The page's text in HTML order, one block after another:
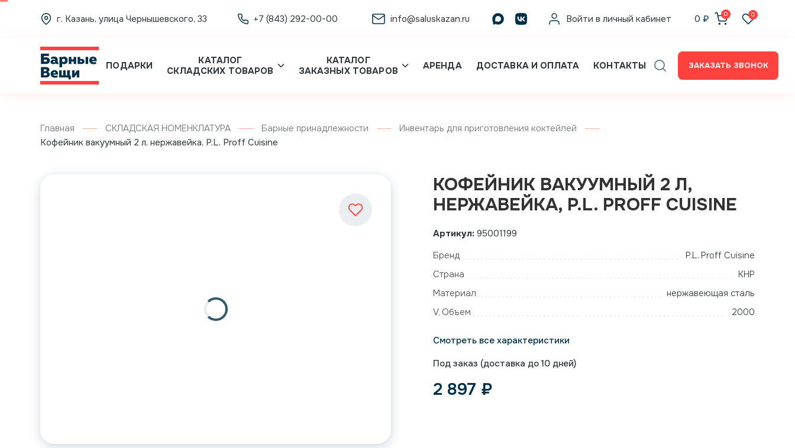
г. Казань, улица Чернышевского, 33 +7 (843) 292-00-00 info@saluskazan.ru Войти в личный кабинет 0 ₽ 0 0
ПОДАРКИ
КАТАЛОГ
СКЛАДСКИХ ТОВАРОВ
КАТАЛОГ
ЗАКАЗНЫХ ТОВАРОВ
АРЕНДА ДОСТАВКА И ОПЛАТА КОНТАКТЫ ЗАКАЗАТЬ ЗВОНОК
Главная СКЛАДСКАЯ НОМЕНКЛАТУРА Барные принадлежности
Инвентарь для приготовления коктейлей
Кофейник вакуумный 2 л, нержавейка, P.L. Proff Cuisine
КОФЕЙНИК ВАКУУМНЫЙ 2 Л,
НЕРЖАВЕЙКА, P.L. PROFF CUISINE
Артикул: 95001199
Бренд
P.L. Proff Cuisine
Страна
КНР
Материал
нержавеющая сталь
V, Объем
2000
Смотреть все характеристики
Под заказ (доставка до 10 дней)
2 897 ₽